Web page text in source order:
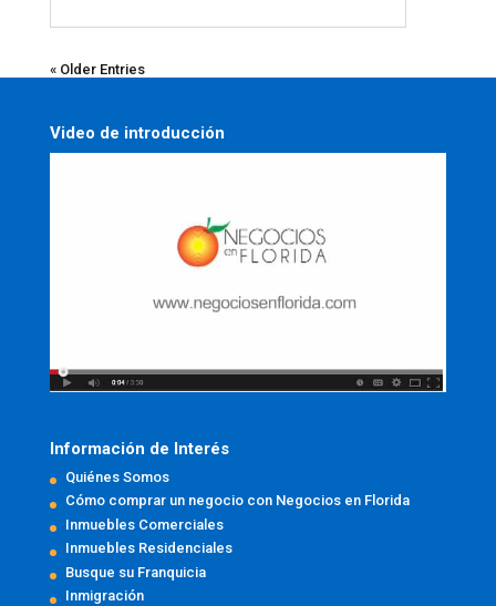
« Older Entries
Video de introducción
Información de Interés
Quiénes Somos
Cómo comprar un negocio con Negocios en Florida
Inmuebles Comerciales
Inmuebles Residenciales
Busque su Franquicia
Inmigración